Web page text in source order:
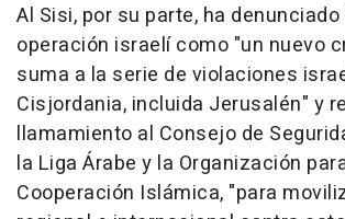
Al Sisi, por su parte, ha
operación israelí como "un nuevo
suma a la serie de violaciones
Cisjordania, incluida Jerusalén" y
llamamiento al Consejo de
la Liga Árabe y la Organización
Cooperación Islámica, "para